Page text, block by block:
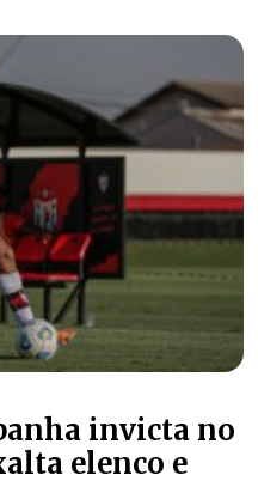
invicta no
elenco e